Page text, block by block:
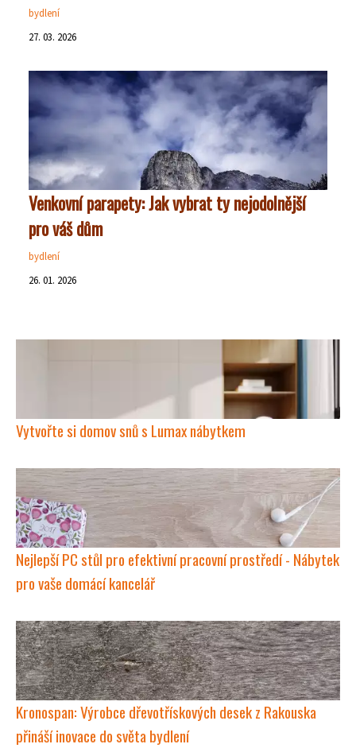
bydlení
27. 03. 2026
Venkovní parapety: Jak vybrat ty nejodolnější
pro váš dům
bydlení
26. 01. 2026
Vytvořte si domov snů s Lumax nábytkem
Nejlepší PC stůl pro efektivní pracovní prostředí - Nábytek
pro vaše domácí kancelář
Kronospan: Výrobce dřevotřískových desek z Rakouska
přináší inovace do světa bydlení